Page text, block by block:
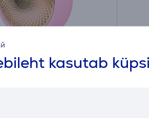
kasutab
Foreo UFO 2